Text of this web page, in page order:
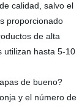
calidad, salvo el
proporcionado
de alta
utilizan hasta 5-10
de bueno?
y el número de